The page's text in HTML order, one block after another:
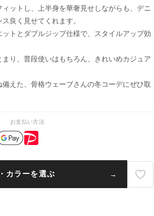
ットし、上半身を華奢見せしながらも、デニ
良く見せてくれます。
トとダブルジップ仕様で、スタイルアップ効
り、普段使いはもちろん、きれいめカジュア
備えた、骨格ウェーブさんの冬コーデにぜひ取
お支払い方法
カラーを選ぶ